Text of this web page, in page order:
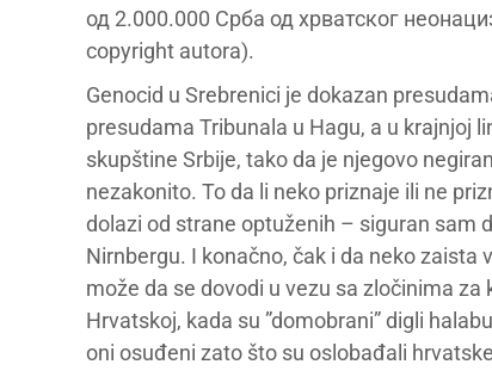
од 2.000.000 Срба од хрватског
copyright autora).
Genocid u Srebrenici je dokazan
presudama Tribunala u Hagu, a u krajnjoj
skupštine Srbije, tako da je njegovo
nezakonito. To da li neko priznaje ili ne
dolazi od strane optuženih – siguran sam
Nirnbergu. I konačno, čak i da neko zaista
može da se dovodi u vezu sa zločinima
Hrvatskoj, kada su ”domobrani” digli
oni osuđeni zato što su oslobađali